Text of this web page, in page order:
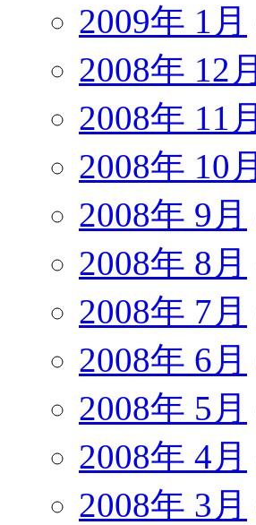
2009年 1月
2008年 12月
2008年 11月
2008年 10月
2008年 9月
2008年 8月
2008年 7月
2008年 6月
2008年 5月
2008年 4月
2008年 3月